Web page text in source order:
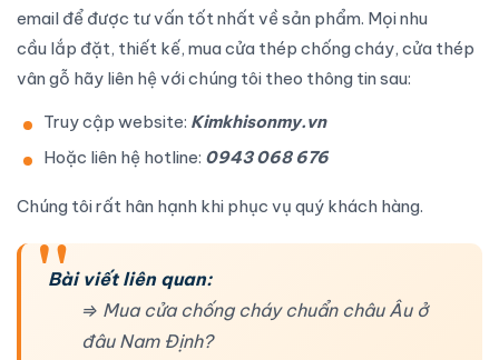
email để được tư vấn tốt nhất về sản phẩm. Mọi nhu
cầu lắp đặt, thiết kế, mua cửa thép chống cháy, cửa thép
vân gỗ hãy liên hệ với chúng tôi theo thông tin sau:
Truy cập website: Kimkhisonmy.vn
Hoặc liên hệ hotline: 0943 068 676
Chúng tôi rất hân hạnh khi phục vụ quý khách hàng.
Bài viết liên quan:
⇒ Mua cửa chống cháy chuẩn châu Âu ở
đâu Nam Định?